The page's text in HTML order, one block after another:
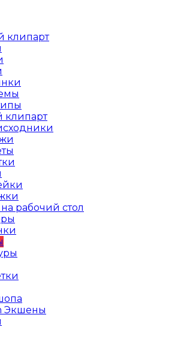
клипарт
клипарт
рабочий стол
Экшены